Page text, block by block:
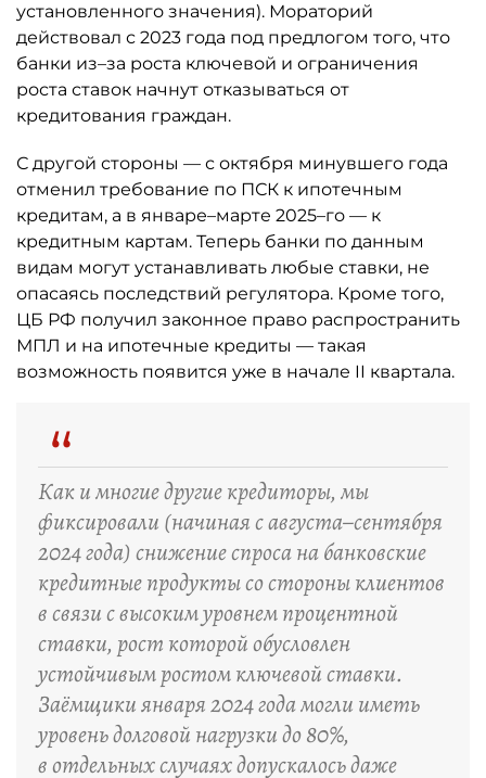
установленного значения). Мораторий
действовал с 2023 года под предлогом того, что
банки из–за роста ключевой и ограничения
роста ставок начнут отказываться от
кредитования граждан.
С другой стороны — с октября минувшего года
отменил требование по ПСК к ипотечным
кредитам, а в январе–марте 2025–го — к
кредитным картам. Теперь банки по данным
видам могут устанавливать любые ставки, не
опасаясь последствий регулятора. Кроме того,
ЦБ РФ получил законное право распространить
МПЛ и на ипотечные кредиты — такая
возможность появится уже в начале II квартала.
“
Как и многие другие кредиторы, мы
фиксировали (начиная с августа–сентября
2024 года) снижение спроса на банковские
кредитные продукты со стороны клиентов
в связи с высоким уровнем процентной
ставки, рост которой обусловлен
устойчивым ростом ключевой ставки.
Заёмщики января 2024 года могли иметь
уровень долговой нагрузки до 80%,
в отдельных случаях допускалось даже